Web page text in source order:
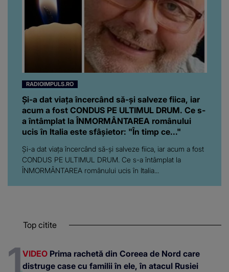
RADIOIMPULS.RO
Și-a dat viața încercând să-și salveze fiica, iar
acum a fost CONDUS PE ULTIMUL DRUM. Ce s-
a întâmplat la ÎNMORMÂNTAREA românului
ucis în Italia este sfâșietor: "În timp ce..."
Și-a dat viața încercând să-și salveze fiica, iar acum a fost
CONDUS PE ULTIMUL DRUM. Ce s-a întâmplat la
ÎNMORMÂNTAREA românului ucis în Italia...
Top citite
VIDEO Prima rachetă din Coreea de Nord care
distruge case cu familii în ele, în atacul Rusiei